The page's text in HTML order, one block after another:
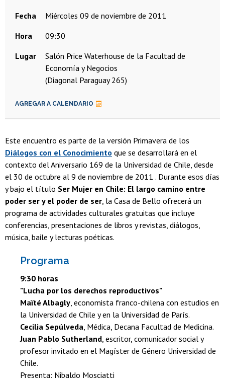
Fecha
miércoles 09 de noviembre de 2011
Hora
09:30
Lugar
Salón Price Waterhouse de la Facultad de
Economía y Negocios
(Diagonal Paraguay 265)
AGREGAR A CALENDARIO
Este encuentro es parte de la versión Primavera de los
Diálogos con el Conocimiento que se desarrollará en el
contexto del Aniversario 169 de la Universidad de Chile, desde
el 30 de octubre al 9 de noviembre de 2011 . Durante esos días
y bajo el título Ser Mujer en Chile: El largo camino entre
poder ser y el poder de ser, la Casa de Bello ofrecerá un
programa de actividades culturales gratuitas que incluye
conferencias, presentaciones de libros y revistas, diálogos,
música, baile y lecturas poéticas.
Programa
9:30 horas
"Lucha por los derechos reproductivos"
Maïté Albagly, economista franco-chilena con estudios en
la Universidad de Chile y en la Universidad de París.
Cecilia Sepúlveda, Médica, Decana Facultad de Medicina.
Juan Pablo Sutherland, escritor, comunicador social y
profesor invitado en el Magíster de Género Universidad de
Chile.
Presenta: Nibaldo Mosciatti